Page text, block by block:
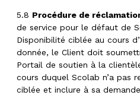
5.8 Procédure de
de service pour le défaut de
Disponibilité ciblée au cours
donnée, le Client doit
Portail de soutien à la
cours duquel Scolab n’a pas
ciblée et inclure à sa